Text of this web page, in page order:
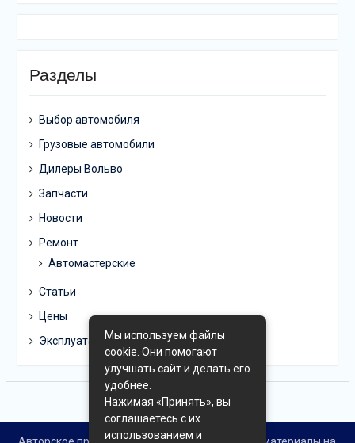
Разделы
Выбор автомобиля
Грузовые автомобили
Дилеры Вольво
Запчасти
Новости
Ремонт
Автомастерские
Статьи
Цены
ЭксплуатацияМы используем файлы
cookie. Они помогают
улучшать сайт и делать его
удобнее.
Нажимая «Принять», вы
соглашаетесь с их
использованием и